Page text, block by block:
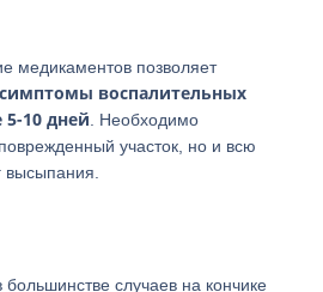
медикаментов позволяет
симптомы воспалительных
10 дней . Необходимо
участок, но и всю
высыпания.
большинстве случаев на кончике